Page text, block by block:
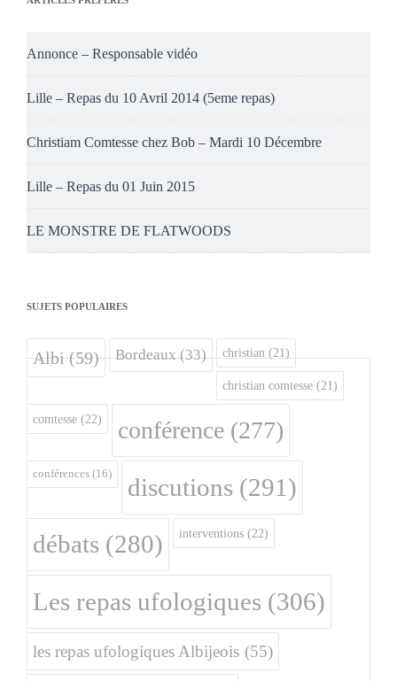
Annonce – Responsable vidéo
Lille – Repas du 10 Avril 2014 (5eme repas)
Christiam Comtesse chez Bob – Mardi 10 Décembre
Lille – Repas du 01 Juin 2015
LE MONSTRE DE FLATWOODS
SUJETS POPULAIRES
Albi(59) Bordeaux(33) christian (21)
christian comtesse (21)
comtesse (22) conférence (277)
conférences (16) discutions (291)
débats (280) interventions (22)
Les repas ufologiques (306)
les repas ufologiques Albijeois (55)